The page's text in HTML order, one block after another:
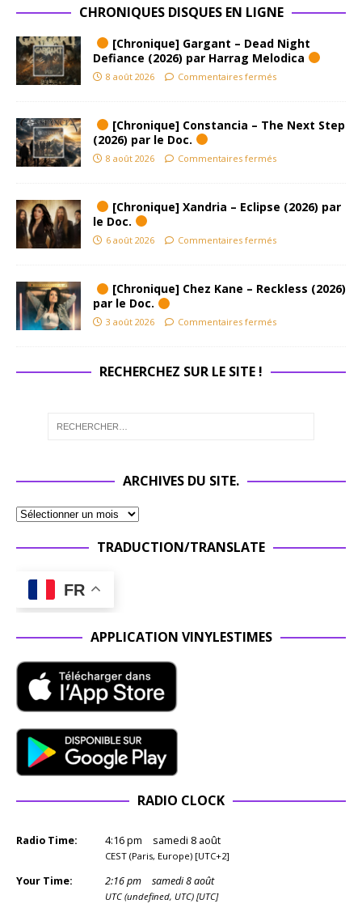
CHRONIQUES DISQUES EN LIGNE
[Chronique] Gargant – Dead Night
Defiance (2026) par Harrag Melodica
8 août 2026 Commentaires fermés
[Chronique] Constancia – The Next Step
(2026) par le Doc.
8 août 2026 Commentaires fermés
[Chronique] Xandria – Eclipse (2026) par
le Doc.
6 août 2026 Commentaires fermés
[Chronique] Chez Kane – Reckless (2026)
par le Doc.
3 août 2026 Commentaires fermés
RECHERCHEZ SUR LE SITE !
ARCHIVES DU SITE.
TRADUCTION/TRANSLATE
FR
APPLICATION VINYLESTIMES
RADIO CLOCK
Radio Time: 4:16pm samedi 8 août
CEST (Paris, Europe) [UTC+2]
Your Time: 2:16pm samedi 8 août
UTC (undefined, UTC) [UTC]